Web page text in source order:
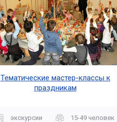
Тематические мастер-классы к
праздникам
экскурсии
15-49 человек